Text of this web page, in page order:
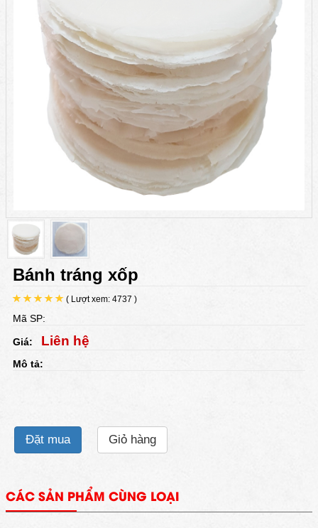
Bánh tráng xốp
( Lượt xem: 4737 )
Mã SP:
Giá: Liên hệ
Mô tả:
Đặt mua Giỏ hàng
CÁC SẢN PHẨM CÙNG LOẠI